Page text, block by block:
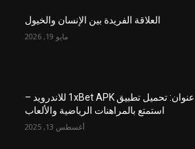
العلاقة الفريدة بين الإنسان والخيول
مايو 19, 2026
عنوان: تحميل تطبيق 1xBet APK للاندرويد –
استمتع بالمراهنات الرياضية والألعاب
أغسطس 13, 2025